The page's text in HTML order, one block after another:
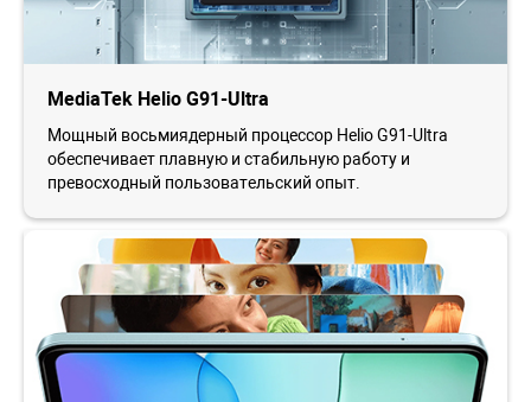
MediaTek Helio G91-Ultra
Мощный восьмиядерный процессор Helio G91-Ultra
обеспечивает плавную и стабильную работу и
превосходный пользовательский опыт.